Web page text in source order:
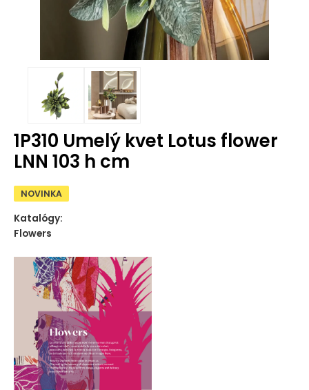
1P310 Umelý kvet Lotus flower
LNN 103 h cm
NOVINKA
Katalógy:
Flowers